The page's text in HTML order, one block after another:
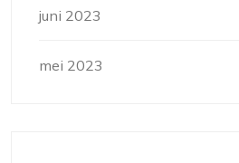
juni 2023
mei 2023